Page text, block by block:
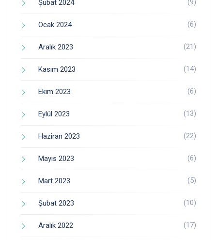
Şubat 2024 (9)
Ocak 2024 (6)
Aralık 2023 (21)
Kasım 2023 (14)
Ekim 2023 (6)
Eylül 2023 (13)
Haziran 2023 (22)
Mayıs 2023 (6)
Mart 2023 (5)
Şubat 2023 (10)
Aralık 2022 (17)